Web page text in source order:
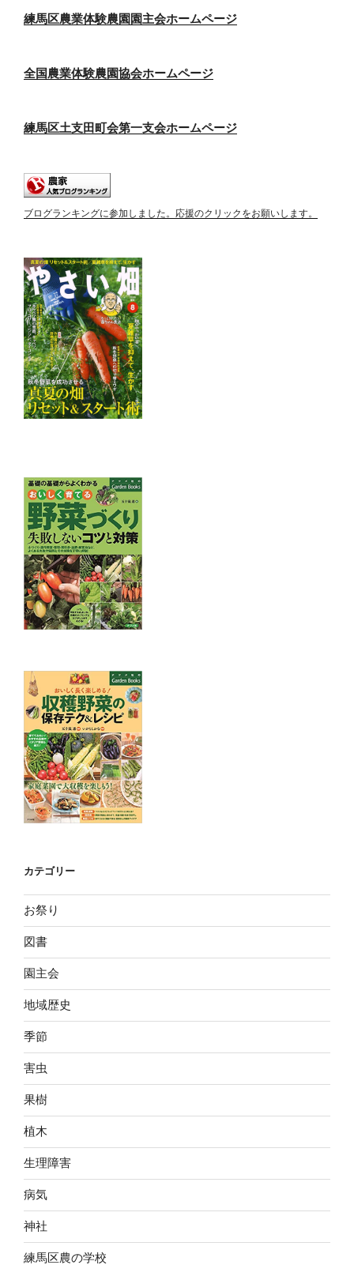
練馬区農業体験農園園主会ホームページ
全国農業体験農園協会ホームページ
練馬区土支田町会第一支会ホームページ
ブログランキングに参加しました。応援のクリックをお願いします。
カテゴリー
お祭り
図書
園主会
地域歴史
季節
害虫
果樹
植木
生理障害
病気
神社
練馬区農の学校